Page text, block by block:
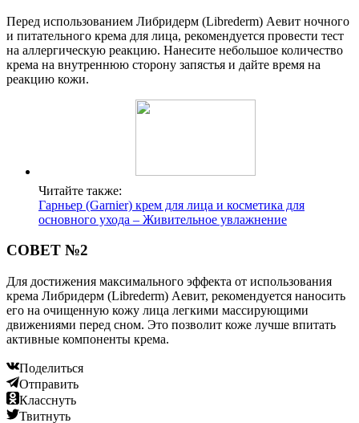
Перед использованием Либридерм (Librederm) Аевит ночного
и питательного крема для лица, рекомендуется провести тест
на аллергическую реакцию. Нанесите небольшое количество
крема на внутреннюю сторону запястья и дайте время на
реакцию кожи.
Читайте также:
Гарньер (Garnier) крем для лица и косметика для
основного ухода – Живительное увлажнение
СОВЕТ №2
Для достижения максимального эффекта от использования
крема Либридерм (Librederm) Аевит, рекомендуется наносить
его на очищенную кожу лица легкими массирующими
движениями перед сном. Это позволит коже лучше впитать
активные компоненты крема.
Поделиться
Отправить
Класснуть
Твитнуть